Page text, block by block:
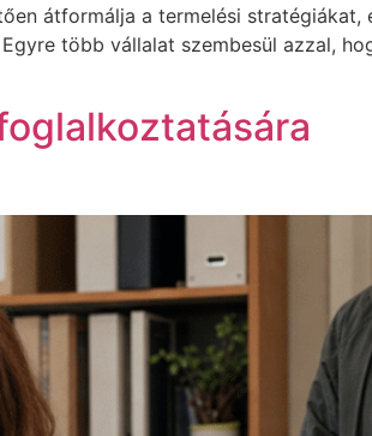
átformálja a termelési stratégiákat,
több vállalat szembesül azzal,